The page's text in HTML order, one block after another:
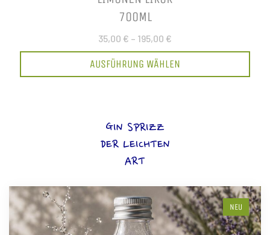
700ML
35,00 € – 195,00 €
AUSFÜHRUNG WÄHLEN
GIN SPRIZZ
DER LEICHTEN
ART
NEU